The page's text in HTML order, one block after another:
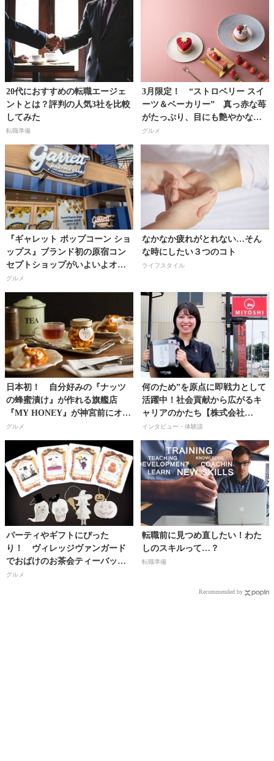
20代におすすめの転職エージェ
ントとは？評判の人気3社を比較
してみた
転職準備
3月限定！ “ストロベリー スイ
ーツ＆ベーカリー” 真っ赤な苺
がたっぷり、目にも艶やかな春
色スイーツで春を先取り！
グルメ
『ギャレット ポップコーン ショ
ップス』ブランド初の原宿コン
セプトショップがいよいよオー
プン！ 原宿店限定ミックスも
登場!!
グルメ
なかなか疲れがとれない…そん
な時にしたい３つのコト
ライフスタイル
日本初！ 自分好みの『ナッツ
の蜂蜜漬け』が作れる旗艦店
『MY HONEY』が神宮前にオー
プン！
グルメ
何のため”を原点に即戦力として
活躍中！社会貢献から広がるキ
ャリアのかたち【株式会社
MIYOSHI／大塚康子さん】
インタビュー・体験談
パーティやギフトにぴった
り！ ヴィレッジヴァンガード
でおばけのお茶会ティーバッグ
取扱い開始!!
グルメ
転職前に見つめ直したい！わた
しのスキルって…？
転職準備
Recommended by